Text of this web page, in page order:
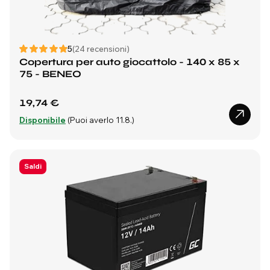
5(24 recensioni)
Copertura per auto giocattolo - 140 x 85 x
75 - BENEO
19,74 €
Disponibile (Puoi averlo 11.8.)
Saldi